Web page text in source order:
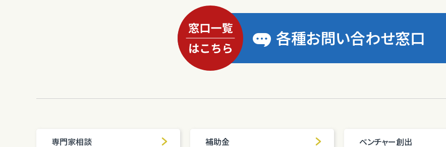
各種お問い合わせ窓口
専門家相談 補助金 ベンチャー創出